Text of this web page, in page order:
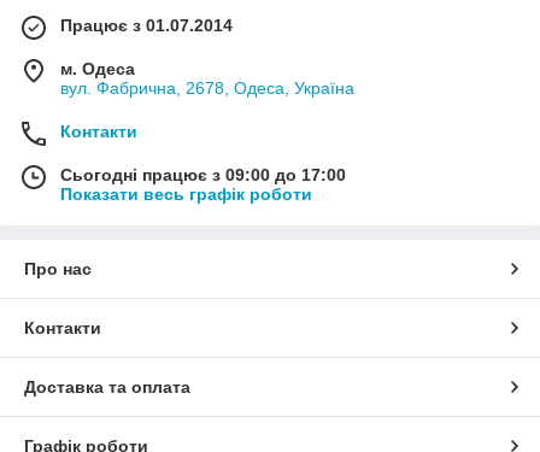
Працює з 01.07.2014
м. Одеса
вул. Фабрична, 2678, Одеса, Україна
Контакти
Сьогодні працює з 09:00 до 17:00
Показати весь графік роботи
Про нас
Контакти
Доставка та оплата
Графік роботи